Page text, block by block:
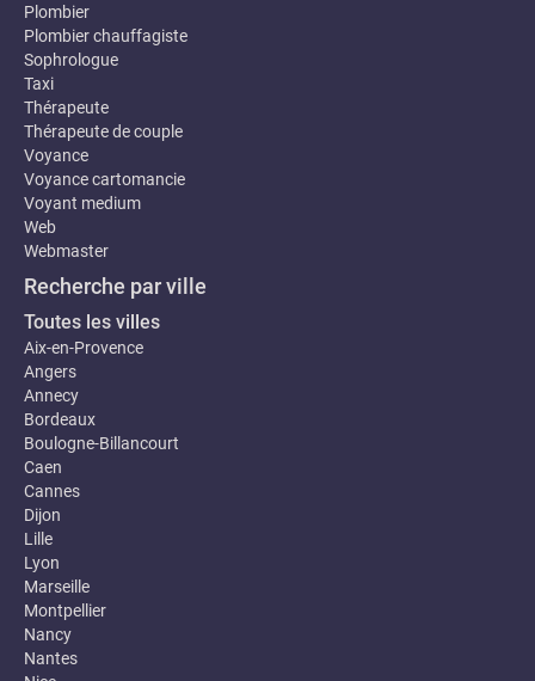
Plombier
Plombier chauffagiste
Sophrologue
Taxi
Thérapeute
Thérapeute de couple
Voyance
Voyance cartomancie
Voyant medium
Web
Webmaster
Recherche par ville
Toutes les villes
Aix-en-Provence
Angers
Annecy
Bordeaux
Boulogne-Billancourt
Caen
Cannes
Dijon
Lille
Lyon
Marseille
Montpellier
Nancy
Nantes